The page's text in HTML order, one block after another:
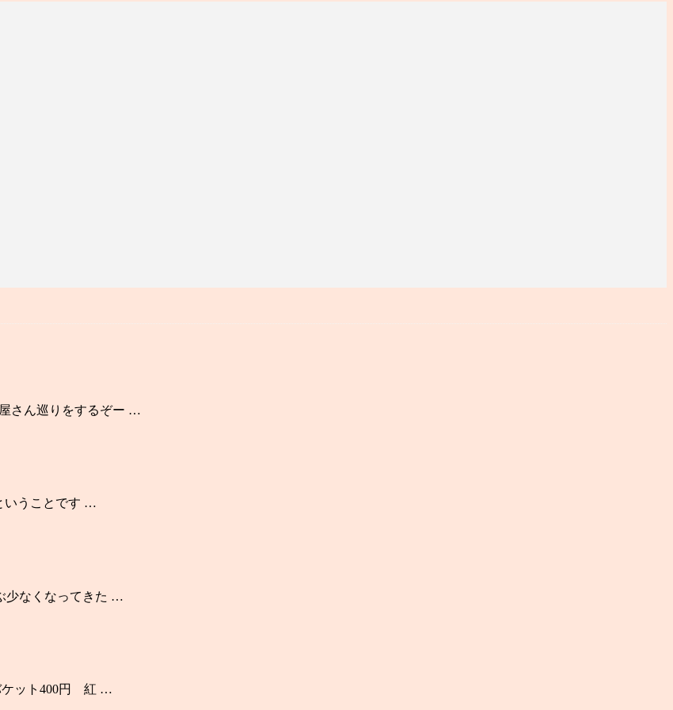
さん巡りをするぞー …
いうことです …
少なくなってきた …
ケット400円 紅 …